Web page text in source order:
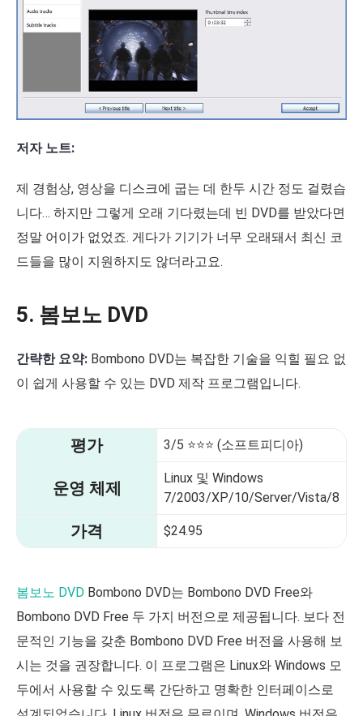
저자 노트:
제 경험상, 영상을 디스크에 굽는 데 한두 시간 정도 걸렸습
니다… 하지만 그렇게 오래 기다렸는데 빈 DVD를 받았다면
정말 어이가 없었죠. 게다가 기기가 너무 오래돼서 최신 코
드들을 많이 지원하지도 않더라고요.
5. 봄보노 DVD
간략한 요약: Bombono DVD는 복잡한 기술을 익힐 필요 없
이 쉽게 사용할 수 있는 DVD 제작 프로그램입니다.
평가 3/5 ⭐⭐⭐ (소프트피디아)
운영 체제
Linux 및 Windows
7/2003/XP/10/Server/Vista/8
가격 $24.95
봄보노 DVD Bombono DVD는 Bombono DVD Free와
Bombono DVD Free 두 가지 버전으로 제공됩니다. 보다 전
문적인 기능을 갖춘 Bombono DVD Free 버전을 사용해 보
시는 것을 권장합니다. 이 프로그램은 Linux와 Windows 모
두에서 사용할 수 있도록 간단하고 명확한 인터페이스로